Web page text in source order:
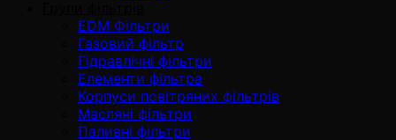
EDM Фільтри
Газовий фільтр
Гідравлічні фільтри
Елементи фільтра
Корпуси повітряних фільтрів
Масляні фільтри
Паливні фільтри